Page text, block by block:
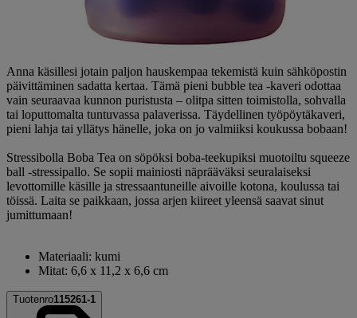
Anna käsillesi jotain paljon hauskempaa tekemistä kuin sähköpostin
päivittäminen sadatta kertaa. Tämä pieni bubble tea -kaveri odottaa
vain seuraavaa kunnon puristusta – olitpa sitten toimistolla, sohvalla
tai loputtomalta tuntuvassa palaverissa. Täydellinen työpöytäkaveri,
pieni lahja tai yllätys hänelle, joka on jo valmiiksi koukussa bobaan!
Stressibolla Boba Tea on söpöksi boba-teekupiksi muotoiltu squeeze
ball -stressipallo. Se sopii mainiosti näprääväksi seuralaiseksi
levottomille käsille ja stressaantuneille aivoille kotona, koulussa tai
töissä. Laita se paikkaan, jossa arjen kiireet yleensä saavat sinut
jumittumaan!
Materiaali: kumi
Mitat: 6,6 x 11,2 x 6,6 cm
Tuotenro115261-1